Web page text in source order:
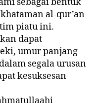
al-qur’an
piatu ini.
dapat
umur panjang
segala urusan
kesuksesan